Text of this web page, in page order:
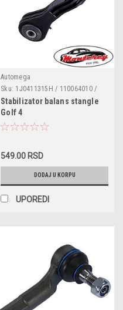
Automega
Sku: 1J0411315H / 110064010 /
30928579 / 1J0411315K /
3041103151J0H
Stabilizator balans stangle
Golf 4
549.00 RSD
DODAJ U KORPU
UPOREDI